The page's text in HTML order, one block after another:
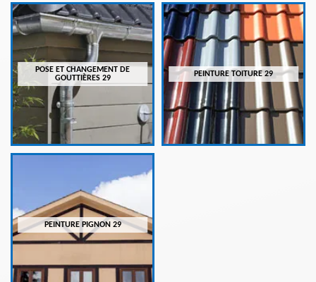
POSE ET CHANGEMENT DE
GOUTTIÈRES 29
PEINTURE TOITURE 29
PEINTURE PIGNON 29